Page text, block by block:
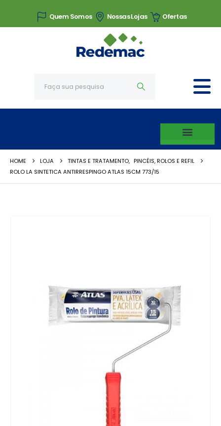
Quem Somos Nossas Lojas Ofertas
HOME LOJA TINTAS E TRATAMENTO, PINCÉIS, ROLOS E REFIL
ROLO LA SINTETICA ANTIRRESPINGO ATLAS 15CM 773/15